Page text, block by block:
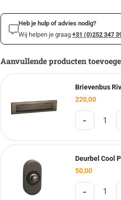
Heb je hulp of advies nodig?
Wij helpen je graag +31 (0)252 347
Aanvullende producten
Brievenbus
220,00
-
Deurbel Cool
50,00
-